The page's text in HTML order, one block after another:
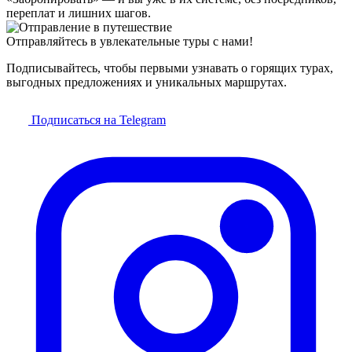
переплат и лишних шагов.
Отправляйтесь в увлекательные туры с нами!
Подписывайтесь, чтобы первыми узнавать о горящих турах,
выгодных предложениях и уникальных маршрутах.
Подписаться на Telegram